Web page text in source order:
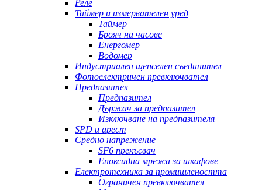
Реле
Таймер и измервателен уред
Таймер
Брояч на часове
Енергомер
Водомер
Индустриален щепселен съединител
Фотоелектричен превключвател
Предпазител
Предпазител
Държач за предпазител
Изключване на предпазителя
SPD и арест
Средно напрежение
SF6 прекъсвач
Епоксидна мрежа за шкафове
Електротехника за промишлеността
Ограничен превключвател